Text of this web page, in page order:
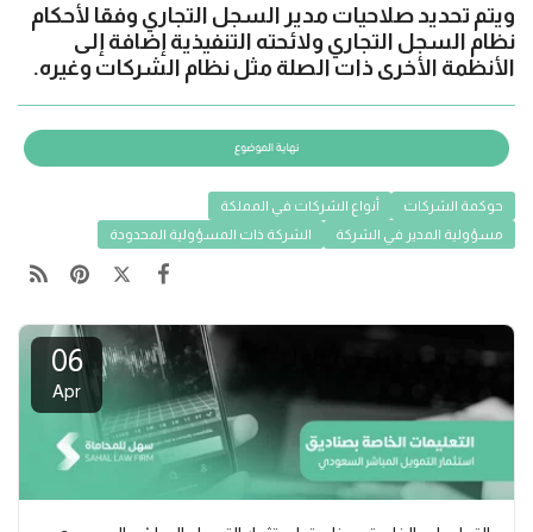
ويتم تحديد صلاحيات مدير السجل التجاري وفقا لأحكام
نظام السجل التجاري ولائحته التنفيذية إضافة إلى
الأنظمة الأخرى ذات الصلة مثل نظام الشركات وغيره.
حوكمة الشركات
أنواع الشركات في المملكة
مسؤولية المدير في الشركة
الشركة ذات المسؤولية المحدودة
06
Apr